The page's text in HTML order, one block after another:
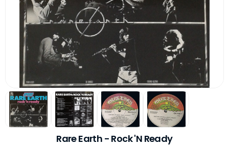
Rare Earth - Rock 'N Ready